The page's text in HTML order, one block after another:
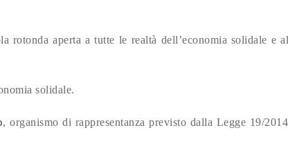
rotonda aperta a tutte le realtà dell’economia solidale e
solidale.
, organismo di rappresentanza previsto dalla Legge 19/